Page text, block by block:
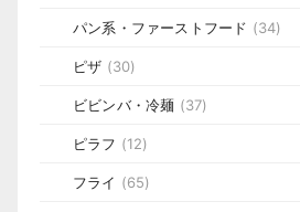
パン系・ファーストフード (34)
ピザ (30)
ビビンバ・冷麺 (37)
ピラフ (12)
フライ (65)